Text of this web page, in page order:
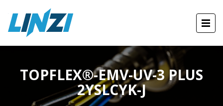
TOPFLEX®-EMV-UV-3 PLUS
2YSLCYK-J